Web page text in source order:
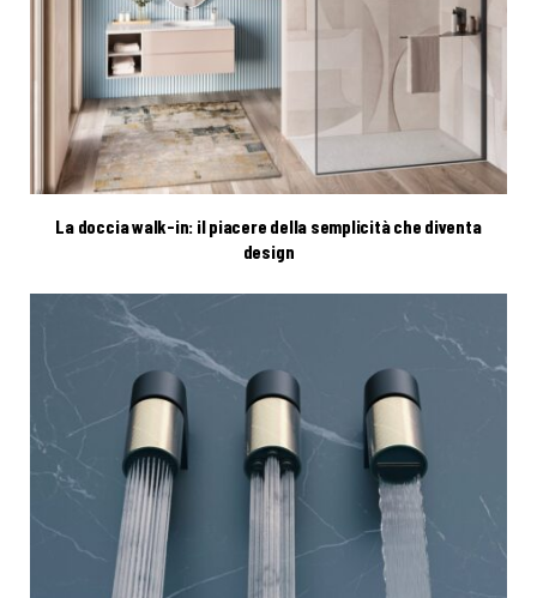
La doccia walk-in: il piacere della semplicità che diventa
design